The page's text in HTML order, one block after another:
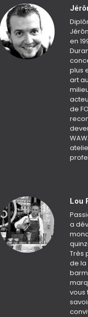
en
plus
art
de
Lou
a
Très
de la
vous